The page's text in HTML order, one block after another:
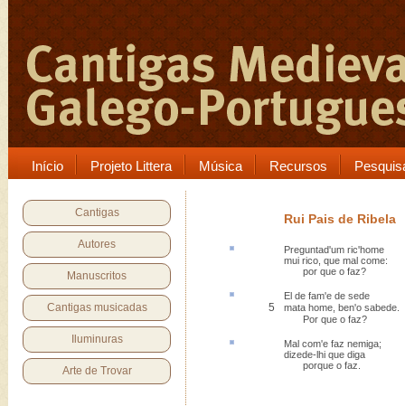
Início Projeto Littera Música Recursos
Cantigas
Autores
Manuscritos
Cantigas musicadas
Iluminuras
Arte de Trovar
Rui Pais de Ribela
Preguntad'um ric'home
mui rico, que mal come:
por que o faz?
El de fam'e de sede
5
mata home, ben'o sabede.
Por que o faz?
Mal com'e faz nemiga;
dizede-lhi que diga
porque o faz.